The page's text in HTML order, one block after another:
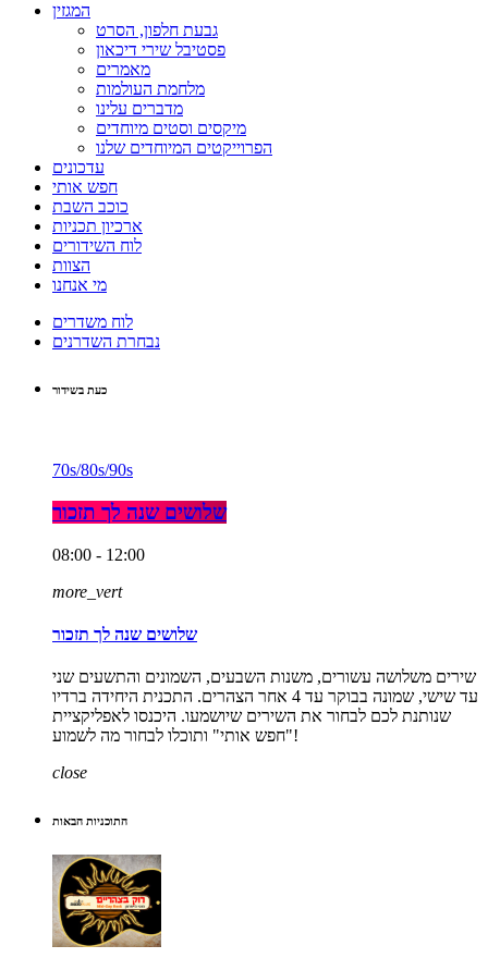
המגזין
גבעת חלפון, הסרט
פסטיבל שירי דיכאון
מאמרים
מלחמת העולמות
מדברים עלינו
מיקסים וסטים מיוחדים
הפרוייקטים המיוחדים שלנו
עדכונים
חפש אותי
כוכב השבת
ארכיון תכניות
לוח השידורים
הצוות
מי אנחנו
לוח משדרים
נבחרת השדרנים
כעת בשידור
70s/80s/90s
שלושים שנה לך תזכור
08:00 - 12:00
more_vert
שלושים שנה לך תזכור
שירים משלושה עשורים, משנות השבעים, השמונים והתשעים שני
עד שישי, שמונה בבוקר עד 4 אחר הצהרים. התכנית היחידה ברדיו
שנותנת לכם לבחור את השירים שיושמעו. היכנסו לאפליקציית
"חפש אותי" ותוכלו לבחור מה לשמוע!
close
התוכניות הבאות